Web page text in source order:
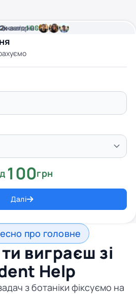
2хвилини часу
від100 грн
авторів
100грн
Далі
про головне
виграєш зі
Help
з ботаніки фіксуємо на